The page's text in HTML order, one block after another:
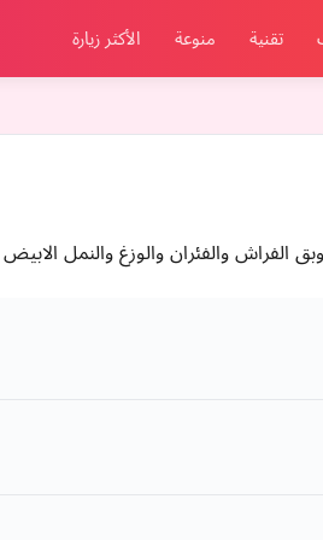
تقنية منوعة الأكثر زيارة
والوزغ والنمل الابيض وكافحة